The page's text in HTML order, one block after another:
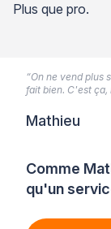
Plus que pro.
Comme
qu'un
“On ne vend plus
fait bien. C'est ça,
Mathieu